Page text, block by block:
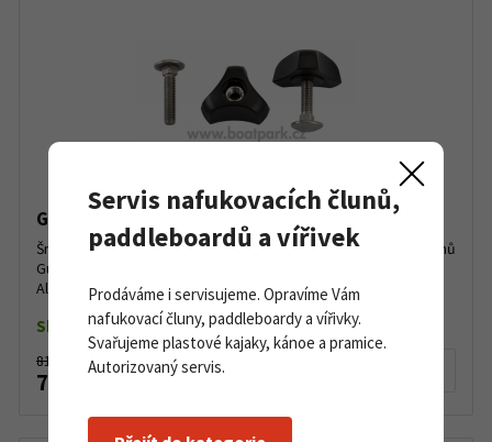
Gumotex šroub s maticí na sedačky
Šroub s maticí k připevnění sedaček na nafukovacích lodí a člunů
Gumotex (Palava, Baraka, Scout, Orinoco, Ruby XL, Halibut a
Alfonso) Balení: 1 ksDélka šroubu: 30 mm...
Skladem
81 Kč
77 Kč
Servis nafukovacích člunů,
paddleboardů a vířivek
Prodáváme i servisujeme. Opravíme Vám
nafukovací čluny, paddleboardy a vířivky.
Svařujeme plastové kajaky, kánoe a pramice.
Autorizovaný servis.